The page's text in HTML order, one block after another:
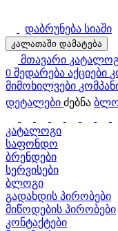
დაბრუნება სიაში
კალათაში დამატება
მთავარი
0 შედარება აქციები
მიმოხილვები
დეტალები ძებნა
კატალოგი
საფონდო
ბრენდები
სერვისები
ბლოგი
გადახდის პირობები
მიწოდების პირობები
კონტაქტები